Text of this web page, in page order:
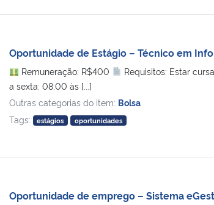
Oportunidade de Estágio – Técnico em
Remuneração: R$400
Requisitos: Estar
a sexta: 08:00 às [...]
Outras categorias do item: Bolsa
Tags:
estágios oportunidades
Oportunidade de emprego – Sistema